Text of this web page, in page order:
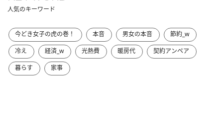
人気のキーワード
今どき女子の虎の巻！ 本音 男女の本音
節約_w
冷え
経済_w 光熱費 暖房代
契約アンペア
暮らす
家事